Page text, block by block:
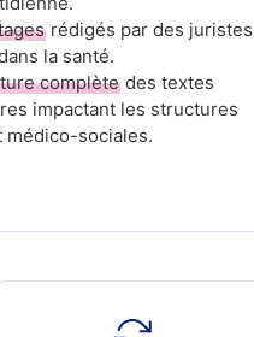
rédigés par des juristes
la santé.
complète des textes
impactant les structures
médico-sociales.